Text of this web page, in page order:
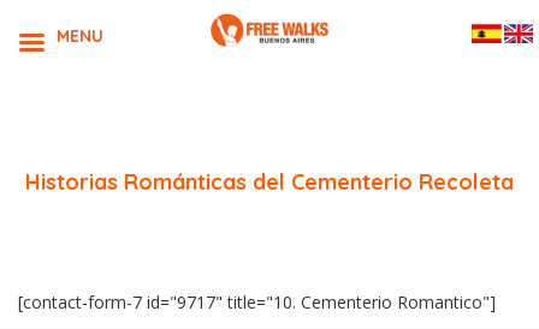
Historias Románticas del Cementerio Recoleta
[contact-form-7 id="9717" title="10. Cementerio Romantico"]
MENU